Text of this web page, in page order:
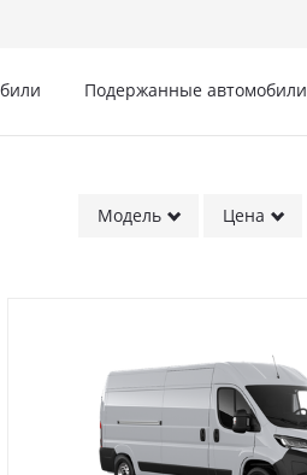
Подержанные автомобили
Модель Цена